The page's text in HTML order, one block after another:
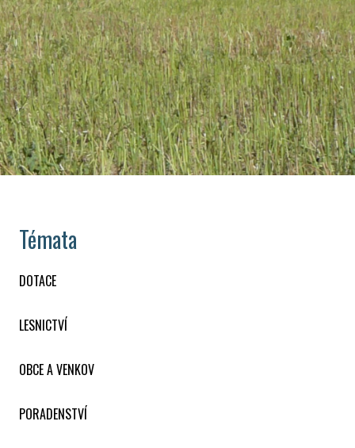
Témata
DOTACE
LESNICTVÍ
OBCE A VENKOV
PORADENSTVÍ